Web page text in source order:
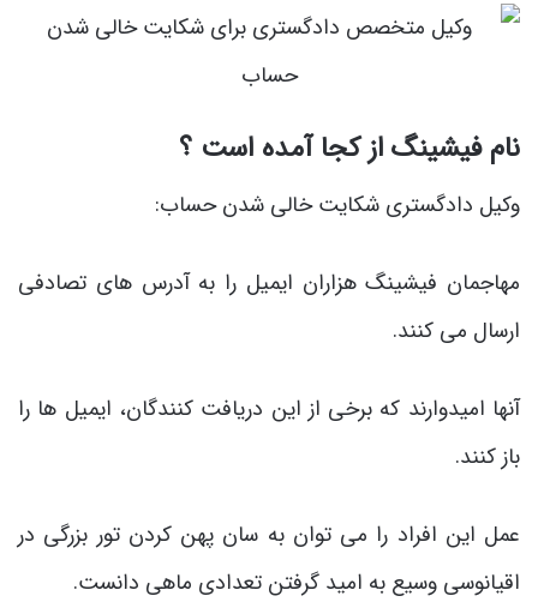
نام فیشینگ از کجا آمده است ؟
وکیل دادگستری شکایت خالی شدن حساب:
مهاجمان فیشینگ هزاران ایمیل را به آدرس های تصادفی
ارسال می کنند.
آنها امیدوارند که برخی از این دریافت کنندگان، ایمیل ها را
باز کنند.
عمل این افراد را می توان به سان پهن کردن تور بزرگی در
اقیانوسی وسیع به امید گرفتن تعدادی ماهی دانست.